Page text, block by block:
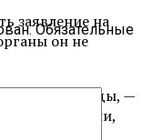
заявление на
он не
либо выгоды, —
нет времени,
Обязательные